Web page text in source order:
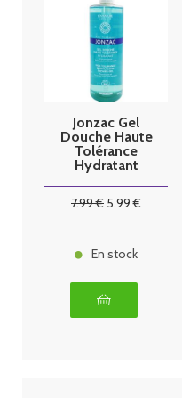
Jonzac Gel
Douche Haute
Tolérance
Hydratant
7.99€ 5.99 €
En stock